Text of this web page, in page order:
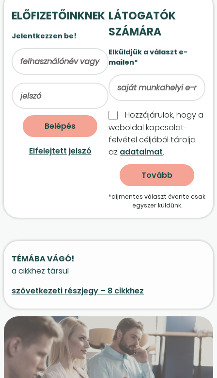
ELŐFIZETŐINKNEK
Jelentkezzen be!
Elfelejtett jelszó
LÁTOGATÓK
SZÁMÁRA
Elküldjük a választ e-
mailen*
Hozzájárulok, hogy a
weboldal kapcso­lat­
felvétel céljából tárolja
az adataimat.
*díjmentes választ évente csak
egyszer küldünk.
TÉMÁBA VÁGÓ!
a cikkhez társul
szövetkezeti részjegy – 8 cikkhez